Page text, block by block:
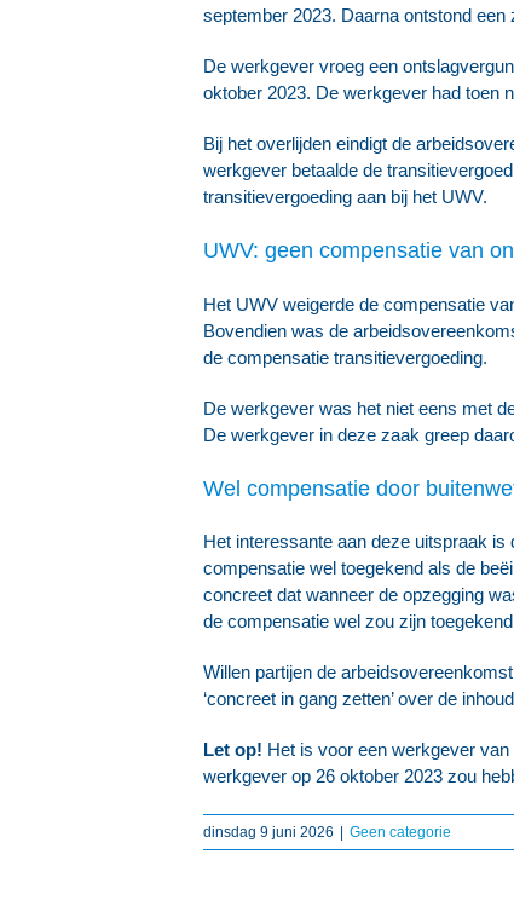
september 2023. Daarna ontstond
De werkgever vroeg een
oktober 2023. De werkgever had toen
Bij het overlijden eindigt de
werkgever betaalde de
transitievergoeding aan bij het UWV.
UWV: geen compensatie van
Het UWV weigerde de compensatie
Bovendien was de
de compensatie transitievergoeding.
De werkgever was het niet eens met
De werkgever in deze zaak greep
Wel compensatie door
Het interessante aan deze uitspraak is
compensatie wel toegekend als de
concreet dat wanneer de opzegging
de compensatie wel zou zijn
Willen partijen de
‘concreet in gang zetten’ over de
Let op! Het is voor een werkgever
werkgever op 26 oktober 2023 zou
dinsdag 9 juni 2026 Geen categorie